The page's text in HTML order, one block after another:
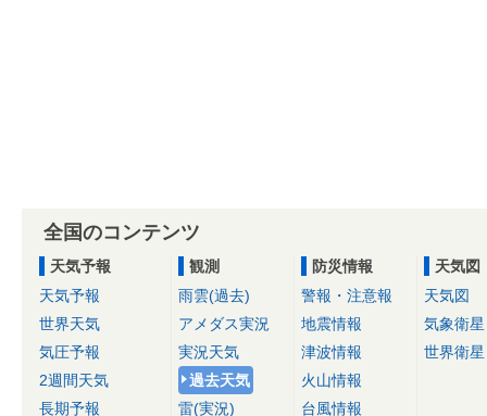
全国のコンテンツ
天気予報
天気予報
世界天気
気圧予報
2週間天気
長期予報
観測
雨雲(過去)
アメダス実況
実況天気
過去天気
雷(実況)
防災情報
警報・注意報
地震情報
津波情報
火山情報
台風情報
天気図
天気図
気象衛星
世界衛星